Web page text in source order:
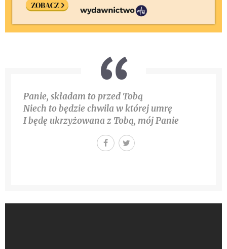
Panie, składam to przed Tobą
Niech to będzie chwila w której umrę
I będę ukrzyżowana z Tobą, mój Panie